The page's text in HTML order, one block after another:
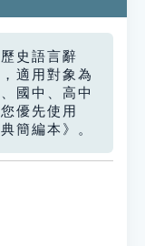
史語言辭
適用對象為
國中、高中
優先使用
簡編本》。